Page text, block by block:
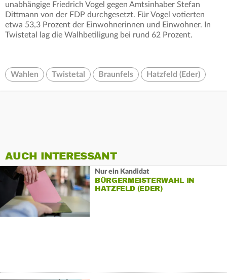
unabhängige Friedrich Vogel gegen Amtsinhaber Stefan
Dittmann von der FDP durchgesetzt. Für Vogel votierten
etwa 53,3 Prozent der Einwohnerinnen und Einwohner. In
Twistetal lag die Walhbetiligung bei rund 62 Prozent.
Wahlen Twistetal Braunfels Hatzfeld (Eder)
AUCH INTERESSANT
Nur ein Kandidat
BÜRGERMEISTERWAHL IN
HATZFELD (EDER)